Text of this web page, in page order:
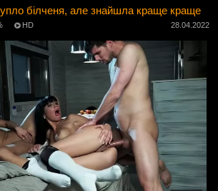
білченя, але знайшла краще краще
HD 28.04.2022